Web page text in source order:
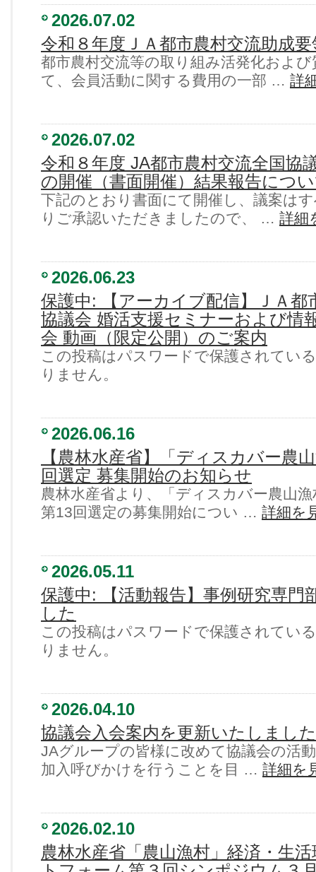
2026.07.02
令和８年度ＪＡ都市農村交流助成要
都市農村交流等の取り組み活発化およ
て、会員活動に関する費用の一部 … 詳
2026.07.02
令和８年度 JA都市農村交流全国協
の開催（書面開催）結果報告につ
下記のとおり書面にて開催し、議案は
りご承認いただきましたので、 … 詳細
2026.06.23
保護中: 【アーカイブ配信】ＪＡ都
協議会 婚活支援セミナーおよび情
会 動画（限定公開）のご案内
この投稿はパスワードで保護されてい
りません。
2026.06.16
【農林水産省】「ディスカバー農
回選定 募集開始のお知らせ
農林水産省より、「ディスカバー農山
第13回選定の募集開始につい … 詳細を
2026.05.11
保護中: 【活動報告】事例研究専門
した
この投稿はパスワードで保護されてい
りません。
2026.04.10
協議会入会案内を更新いたしまし
JAグループの皆様に改めて協議会の活
加入呼びかけを行うことを目 … 詳細を
2026.02.10
農林水産省「農山漁村」経済・生